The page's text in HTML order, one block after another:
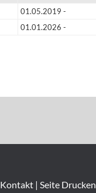
01.05.2019 -
01.01.2026 -
Kontakt| Seite Drucken